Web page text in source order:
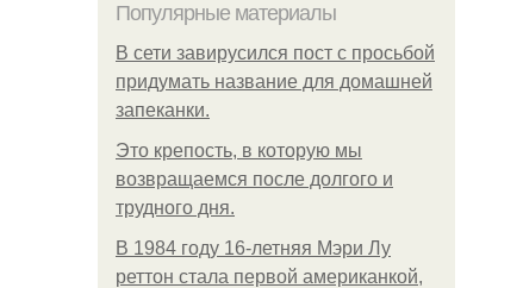
Популярные материалы
В сети завирусился пост с просьбой
придумать название для домашней
запеканки.
Это крепость, в которую мы
возвращаемся после долгого и
трудного дня.
В 1984 году 16-летняя Мэри Лу
реттон стала первой американкой,